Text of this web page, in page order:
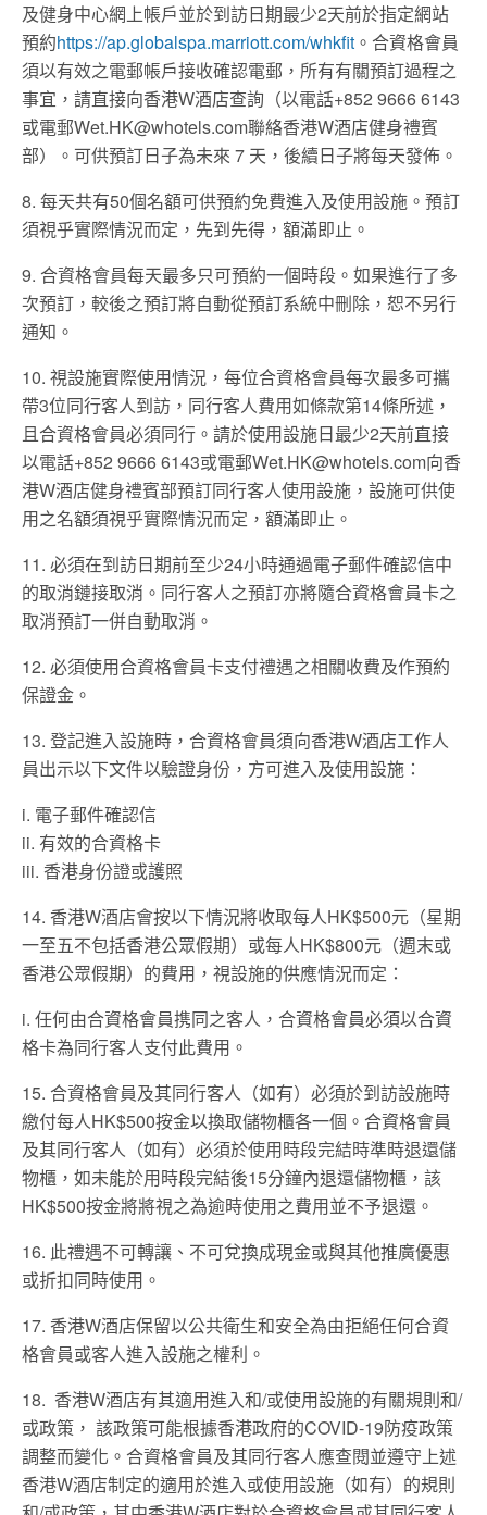
及健身中心網上帳戶並於到訪日期最少2天前於指定網站
預約https://ap.globalspa.marriott.com/whkfit 。合資格會員
須以有效之電郵帳戶接收確認電郵，所有有關預訂過程之
事宜，請直接向香港W酒店查詢（以電話+852 9666 6143
或電郵Wet.HK@whotels.com聯絡香港W酒店健身禮賓
部）。可供預訂日子為未來 7 天，後續日子將每天發佈。
8. 每天共有50個名額可供預約免費進入及使用設施。預訂
須視乎實際情況而定，先到先得，額滿即止。
9. 合資格會員每天最多只可預約一個時段。如果進行了多
次預訂，較後之預訂將自動從預訂系統中刪除，恕不另行
通知。
10. 視設施實際使用情況，每位合資格會員每次最多可攜
帶3位同行客人到訪，同行客人費用如條款第14條所述，
且合資格會員必須同行。請於使用設施日最少2天前直接
以電話+852 9666 6143或電郵Wet.HK@whotels.com向香
港W酒店健身禮賓部預訂同行客人使用設施，設施可供使
用之名額須視乎實際情況而定，額滿即止。
11. 必須在到訪日期前至少24小時通過電子郵件確認信中
的取消鏈接取消。同行客人之預訂亦將隨合資格會員卡之
取消預訂一併自動取消。
12. 必須使用合資格會員卡支付禮遇之相關收費及作預約
保證金。
13. 登記進入設施時，合資格會員須向香港W酒店工作人
員出示以下文件以驗證身份，方可進入及使用設施：
i. 電子郵件確認信
ii. 有效的合資格卡
iii. 香港身份證或護照
14. 香港W酒店會按以下情況將收取每人HK$500元（星期
一至五不包括香港公眾假期）或每人HK$800元（週末或
香港公眾假期）的費用，視設施的供應情況而定：
i. 任何由合資格會員携同之客人，合資格會員必須以合資
格卡為同行客人支付此費用。
15. 合資格會員及其同行客人（如有）必須於到訪設施時
繳付每人HK$500按金以換取儲物櫃各一個。合資格會員
及其同行客人（如有）必須於使用時段完結時準時退還儲
物櫃，如未能於用時段完結後15分鐘內退還儲物櫃，該
HK$500按金將將視之為逾時使用之費用並不予退還。
16. 此禮遇不可轉讓、不可兌換成現金或與其他推廣優惠
或折扣同時使用。
17. 香港W酒店保留以公共衛生和安全為由拒絕任何合資
格會員或客人進入設施之權利。
18. 香港W酒店有其適用進入和/或使用設施的有關規則和/
或政策， 該政策可能根據香港政府的COVID-19防疫政策
調整而變化。合資格會員及其同行客人應查閱並遵守上述
香港W酒店制定的適用於進入或使用設施（如有）的規則